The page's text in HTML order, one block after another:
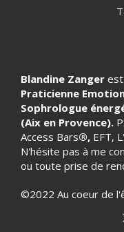
Blandine Zanger est
Praticienne
Sophrologue
(Aix en Provence).
Access Bars®, EFT,
N'hésite pas à me
ou toute prise de
©2022 Au coeur de